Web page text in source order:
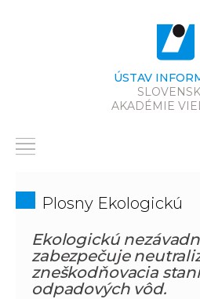
ÚSTAV
AKADÉMIE
Plosny Ekologickú
Ekologickú
zabezpečuje
zneškodňovacia
odpadových vôd.